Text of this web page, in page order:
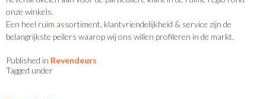
onze winkels.
Een heel ruim assortiment, klantvriendelijkheid & service zijn de
belangrijkste peilers waarop wij ons willen profileren in de markt.
Published in Revendeurs
Tagged under